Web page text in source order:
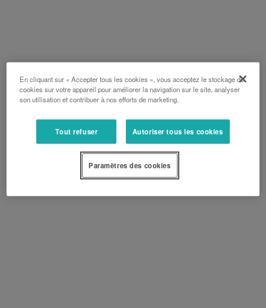
En cliquant sur « Accepter tous les cookies », vous acceptez le stockage de
cookies sur votre appareil pour améliorer la navigation sur le site, analyser
son utilisation et contribuer à nos efforts de marketing.
Tout refuser Autoriser tous les cookies
Paramètres des cookies